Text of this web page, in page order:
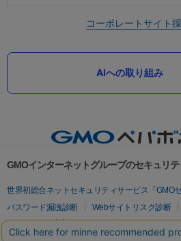
コーポレートサイト
AIへの取り組み
GMOインターネットグループのセキュリ
世界初総合ネットセキュリティサービス「GMO
パスワード漏洩診断
Webサイトリスク診断
セキュリティ相談AIチャットボット